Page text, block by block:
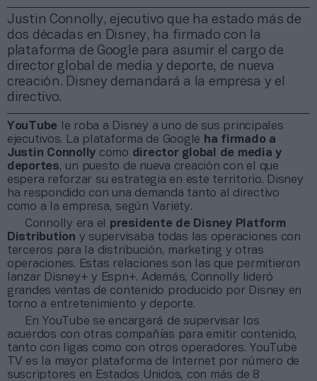
Justin Connolly, ejecutivo que ha estado más de
dos décadas en Disney, ha firmado con la
plataforma de Google para asumir el cargo de
director global de media y deporte, de nueva
creación. Disney demandará a la empresa y el
directivo.
YouTube
le roba a Disney a uno de sus principales
ejecutivos. La plataforma de Google ha firmado a
Justin Connolly como director global de media y
deportes, un puesto de nueva creación con el que
espera reforzar su estrategia en este territorio. Disney
ha respondido con una demanda tanto al directivo
como a la empresa, según Variety.
Connolly era el presidente de Disney Platform
Distribution y supervisaba todas las operaciones con
terceros para la distribución, marketing y otras
operaciones. Estas relaciones son las que permitieron
lanzar Disney+ y Espn+. Además, Connolly lideró
grandes ventas de contenido producido por Disney en
torno a entretenimiento y deporte.
En YouTube se encargará de supervisar los
acuerdos con otras compañías para emitir contenido,
tanto con ligas como con otros operadores. YouTube
TV es la mayor plataforma de Internet por número de
suscriptores en Estados Unidos, con más de 8